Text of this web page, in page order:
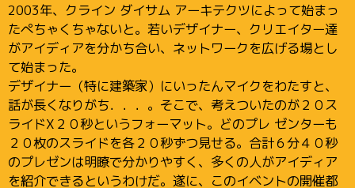
2003年、クライン ダイサム アーキテクツによって始まっ
たぺちゃくちゃないと。若いデザイナー、クリエイター達
がアイディアを分かち合い、ネットワークを広げる場とし
て始まった。
デザイナー（特に建築家）にいったんマイクをわたすと、
話が長くなりがち．．．。そこで、考えついたのが２０ス
ライドX２０秒というフォーマット。どのプレ ゼンターも
２０枚のスライドを各２０秒ずつ見せる。合計６分４０秒
のプレゼンは明瞭で分かりやすく、多くの人がアイディア
を紹介できるというわけだ。遂に、このイベントの開催都